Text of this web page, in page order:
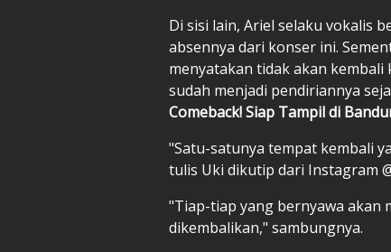
Di sisi lain, Ariel selaku vokalis
absennya dari konser ini.
menyatakan tidak akan
sudah menjadi pendiriannya
Comeback! Siap Tampil di
"Satu-satunya tempat kembali
tulis Uki dikutip dari Instagram
"Tiap-tiap yang bernyawa akan
dikembalikan," sambungnya.